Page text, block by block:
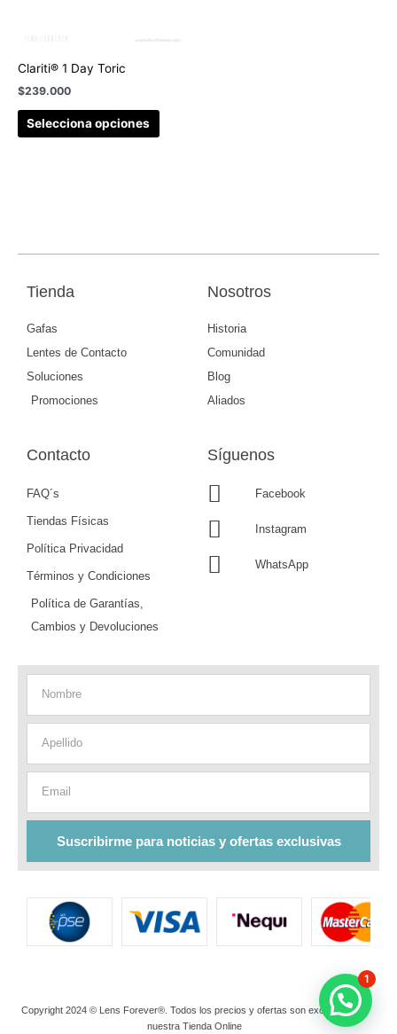
Clariti® 1 Day Toric
$239.000
Selecciona opciones
Tienda
Gafas
Lentes de Contacto
Soluciones
Promociones
Nosotros
Historia
Comunidad
Blog
Aliados
Contacto
FAQ´s
Tiendas Físicas
Política Privacidad
Términos y Condiciones
Política de Garantías,
Cambios y Devoluciones
Síguenos
Facebook
Instagram
WhatsApp
Suscribirme para noticias y ofertas exclusivas
Copyright 2024 © Lens Forever®. Todos los precios y ofertas son exclusivos de
nuestra Tienda Online
1